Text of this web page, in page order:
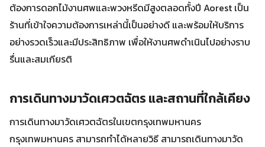
ต้องการดอกไม้งานศพและพวงหรีดมีสูงตลอดทั้งปี Aorest เป็น
ร้านที่เข้าใจความต้องการเหล่านี้เป็นอย่างดี และพร้อมให้บริการ
อย่างรวดเร็วและมีประสิทธิภาพ เพื่อให้งานศพดำเนินไปอย่างราบ
รื่นและสมเกียรติ
การเดินทางมาวัดเศวตฉัตร และสถานที่ใกล้เคียง
การเดินทางมาวัดเศวตฉัตรในเขตกรุงเทพมหานคร
กรุงเทพมหานคร สามารถทำได้หลายวิธี สามารถเดินทางมาวัด